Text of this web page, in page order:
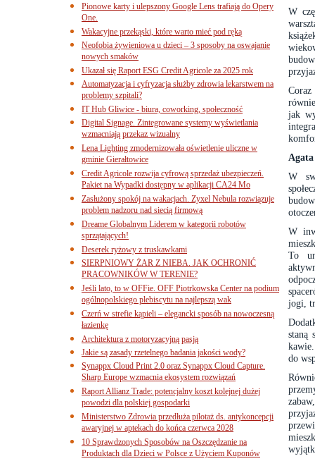
W
jak
W
W
To
jogi,
staną
do
Pionowe karty i ulepszony Google Lens trafiają do Opery
One.
Wakacyjne przekąski, które warto mieć pod ręką
Neofobia żywieniowa u dzieci – 3 sposoby na oswajanie
nowych smaków
Ukazał się Raport ESG Credit Agricole za 2025 rok
Automatyzacja i cyfryzacja służby zdrowia lekarstwem na
problemy szpitali?
IT Hub Gliwice - biura, coworking, społeczność
Digital Signage. Zintegrowane systemy wyświetlania
wzmacniają przekaz wizualny
Lena Lighting zmodernizowała oświetlenie uliczne w
gminie Gierałtowice
Credit Agricole rozwija cyfrową sprzedaż ubezpieczeń.
Pakiet na Wypadki dostępny w aplikacji CA24 Mo
Zasłużony spokój na wakacjach. Zyxel Nebula rozwiązuje
problem nadzoru nad siecią firmową
Dreame Globalnym Liderem w kategorii robotów
sprzątających!
Deserek ryżowy z truskawkami
SIERPNIOWY ŻAR Z NIEBA. JAK OCHRONIĆ
PRACOWNIKÓW W TERENIE?
Jeśli lato, to w OFFie. OFF Piotrkowska Center na podium
ogólnopolskiego plebiscytu na najlepszą wak
Czerń w strefie kąpieli – elegancki sposób na nowoczesną
łazienkę
Architektura z motoryzacyjną pasją
Jakie są zasady rzetelnego badania jakości wody?
Synappx Cloud Print 2.0 oraz Synappx Cloud Capture.
Sharp Europe wzmacnia ekosystem rozwiązań
Raport Allianz Trade: potencjalny koszt kolejnej dużej
powodzi dla polskiej gospodarki
Ministerstwo Zdrowia przedłuża pilotaż ds. antykoncepcji
awaryjnej w aptekach do końca czerwca 2028
10 Sprawdzonych Sposobów na Oszczędzanie na
Produktach dla Dzieci w Polsce z Użyciem Kuponów